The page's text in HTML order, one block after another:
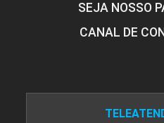
SEJA NOSSO
CANAL DE